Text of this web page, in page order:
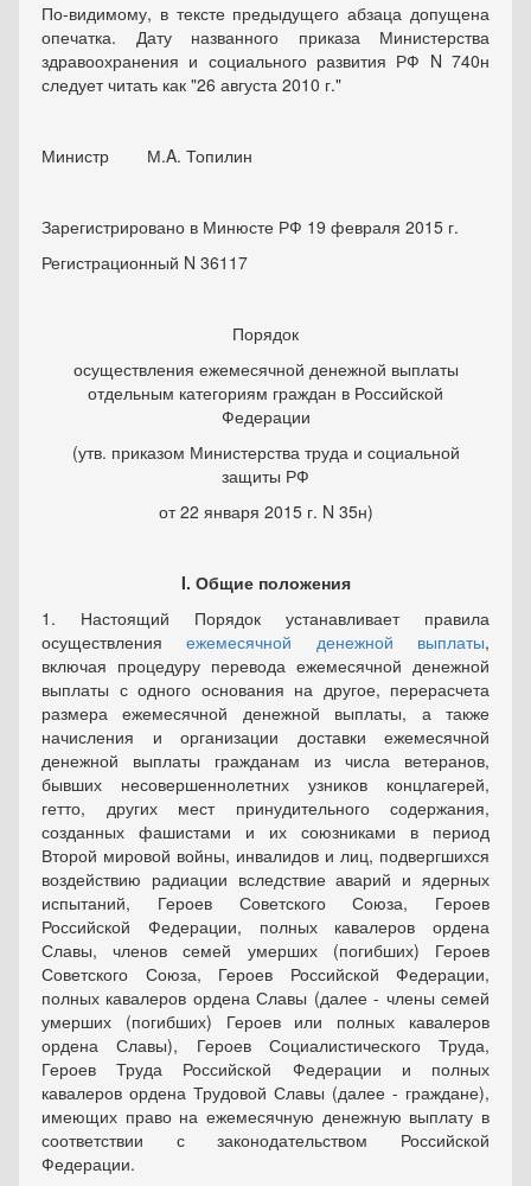
По-видимому, в тексте предыдущего абзаца допущена
опечатка. Дату названного приказа Министерства
здравоохранения и социального развития РФ N 740н
следует читать как "26 августа 2010 г."
Министр М.A. Топилин
Зарегистрировано в Минюсте РФ 19 февраля 2015 г.
Регистрационный N 36117
Порядок
осуществления ежемесячной денежной выплаты
отдельным категориям граждан в Российской
Федерации
(утв. приказом Министерства труда и социальной
защиты РФ
от 22 января 2015 г. N 35н)
I. Общие положения
1. Настоящий Порядок устанавливает правила
осуществленияежемесячной денежной выплаты,
включая процедуру перевода ежемесячной денежной
выплаты с одного основания на другое, перерасчета
размера ежемесячной денежной выплаты, а также
начисления и организации доставки ежемесячной
денежной выплаты гражданам из числа ветеранов,
бывших несовершеннолетних узников концлагерей,
гетто, других мест принудительного содержания,
созданных фашистами и их союзниками в период
Второй мировой войны, инвалидов и лиц, подвергшихся
воздействию радиации вследствие аварий и ядерных
испытаний, Героев Советского Союза, Героев
Российской Федерации, полных кавалеров ордена
Славы, членов семей умерших (погибших) Героев
Советского Союза, Героев Российской Федерации,
полных кавалеров ордена Славы (далее - члены семей
умерших (погибших) Героев или полных кавалеров
ордена Славы), Героев Социалистического Труда,
Героев Труда Российской Федерации и полных
кавалеров ордена Трудовой Славы (далее - граждане),
имеющих право на ежемесячную денежную выплату в
соответствии с законодательством Российской
Федерации.